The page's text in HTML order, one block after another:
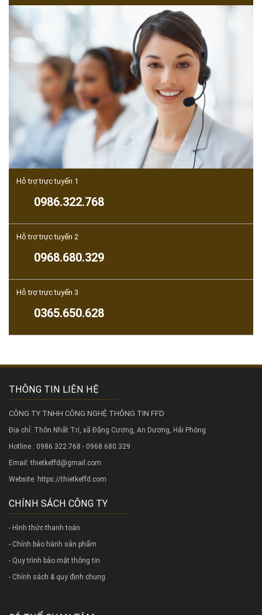
Hỗ trợ trực tuyến 1
0986.322.768
Hỗ trợ trực tuyến 2
0968.680.329
Hỗ trợ trực tuyến 3
0365.650.628
THÔNG TIN LIÊN HỆ
CÔNG TY TNHH CÔNG NGHỆ THÔNG TIN FFD
Địa chỉ: Thôn Nhất Trí, xã Đặng Cương, An Dương, Hải Phòng
Hotline : 0986.322.768 - 0968.680.329
Email: thietkeffd@gmail.com
Website: https://thietkeffd.com
CHÍNH SÁCH CÔNG TY
- Hình thức thanh toán
- Chính bảo hành sản phẩm
- Quy trình bảo mật thông tin
- Chính sách & quy định chung